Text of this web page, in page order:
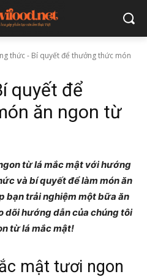
thức - Bí quyết để thưởng thức món
quyết để
ăn ngon từ
từ lá mắc mật với hướng
và bí quyết để làm món ăn
bạn trải nghiệm một bữa ăn
dõi hướng dẫn của chúng tôi
từ lá mắc mật!
mật tươi ngon